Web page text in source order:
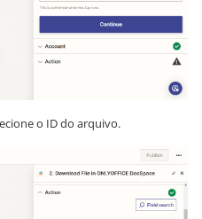
o ID do arquivo.